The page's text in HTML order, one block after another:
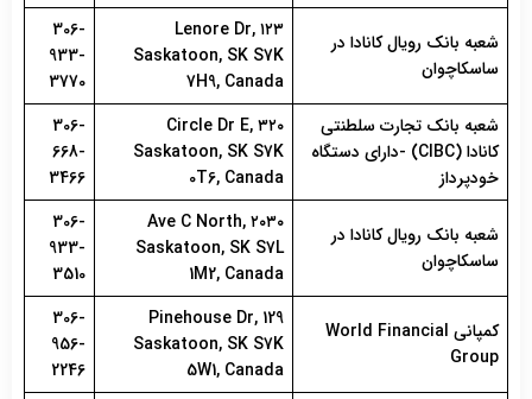
شعبه بانک رویال کانادا در
ساسکاچوان
۱۲۳ Lenore Dr,
Saskatoon, SK S7K
7H9, Canada
306-
933-
3770
شعبه بانک تجارت سلطنتی
کانادا (CIBC) -دارای دستگاه
خودپرداز
۳۲۰ Circle Dr E,
Saskatoon, SK S7K
0T6, Canada
306-
668-
3466
شعبه بانک رویال کانادا در
ساسکاچوان
۲۰۳۰ Ave C North,
Saskatoon, SK S7L
1M2, Canada
306-
933-
3510
کمپانی World Financial
Group
129 Pinehouse Dr,
Saskatoon, SK S7K
5W1, Canada
306-
956-
2246